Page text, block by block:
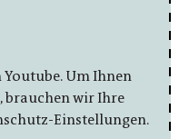
Um Ihnen
brauchen wir Ihre
Einstellungen.